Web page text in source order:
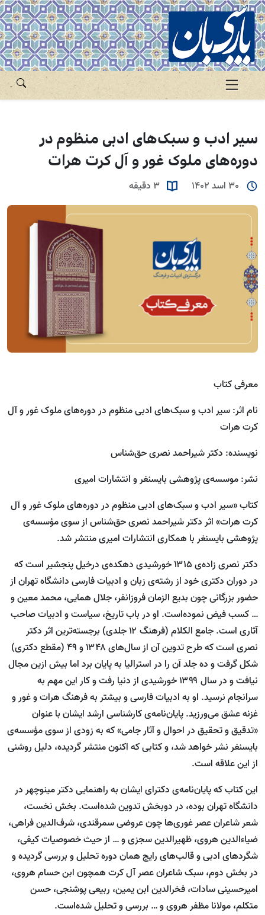
سیر ادب و سبک‌های ادبی منظوم در
دوره‌های ملوک غور و آل کرت هرات
30 اسد 1402 3 دقیقه
معرفی کتاب
نام اثر: سیر ادب و سبک‌های ادبی منظوم در دوره‌های ملوک غور و آل
کرت هرات
نویسنده: دکتر شیراحمد نصری حق‌شناس
نشر: موسسه‌ی پژوهشی بایسنغر و انتشارات امیری
کتاب «سیر ادب و سبک‌های ادبی منظوم در دوره‌های ملوک غور و آل
کرت هرات» اثر دکتر شیراحمد نصری حق‌شناس از سوی مؤسسه‌ی
پژوهشی بایسنغر با همکاری انتشارات امیری منتشر شد.
دکتر نصری زاده‌ی ۱۳۱۵ خورشیدی دهکده‌ی درخیل پنجشیر است که
در دوران دکتری خود از رشته‌ی زبان و ادبیات فارسی دانشگاه تهران از
حضور بزرگانی چون بدیع الزمان فروزانفر، جلال همایی، محمد معین و
… کسب فیض نموده‌است. او در باب تاریخ، سیاست و ادبیات صاحب
آثاری است. جامع الکلام (فرهنگ ۱۲ جلدی) برجسته‌ترین اثر دکتر
نصری است که طرح تدوین آن از سال‌های ۱۳۴۸ و ۴۹ (مقطع دکتری)
شکل گرفت و ده جلد آن را در استرالیا به پایان برد اما بیش ازین مجال
نیافت و در سال ۱۳۹۹ خورشیدی از دنیا رفت و کار این مهم به
سرانجام نرسید. او به ادبیات فارسی و بیشتر به فرهنگ هرات و غور و
غزنه عشق می‌ورزید. پایان‌نامه‌ی کارشناسی ارشد ایشان با عنوان
«تدقیق و تحقیق در احوال و آثار جامی» که به زودی از سوی مؤسسه‌ی
بایسنغر نشر خواهد شد، و کتابی که اکنون منتشر گردیده، دلیل روشنی
از این علاقه است.
این کتاب که پایان‌نامه‌ی دکترای ایشان به راهنمایی دکتر مینوچهر در
دانشگاه تهران بوده، در دوبخش تدوین شده‌است. بخش نخست،
شعر شاعران عصر غوری‌ها چون عروضی سمرقندی، شرف‌الدین فراهی،
ضیاءالدین هروی، ظهیرالدین سجزی و … از حیث خصوصیات کیفی،
شگردهای ادبی و قالب‌های رایج همان دوره تحلیل و بررسی گردیده و
در بخش دوم، سبک شاعران عصر آل کرت همچون ابن حسام هروی،
امیرحسینی سادات، فخرالدین ابن یمین، ربیعی پوشنجی، حسن
متکلم، مولانا مظفر هروی و … بررسی و تحلیل شده‌است.